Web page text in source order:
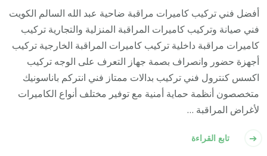
أفضل فني تركيب كاميرات مراقبة ضاحية عبد الله السالم الكويت
فني صيانة وتركيب كاميرات المراقبة المنزلية والتجارية تركيب
كاميرات مراقبة داخلية تركيب كاميرات المراقبة الخارجية تركيب
أجهزة حضور وانصراف بصمة جهاز التعرف على الوجه تركيب
اكسس كنترول فني تركيب بدالات ممتاز فني انتركم باناسونيك
متخصصون أنظمة حماية أمنية مع توفير مختلف أنواع الكاميرات
لأغراض المراقبة …
تابع القراءة